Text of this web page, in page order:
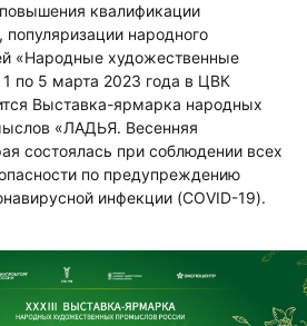
квалификации
популяризации народного
«Народные художественные
по 5 марта 2023 года в ЦВК
Выставка-ярмарка народных
«ЛАДЬЯ. Весенняя
состоялась при соблюдении всех
по предупреждению
инфекции (COVID-19).